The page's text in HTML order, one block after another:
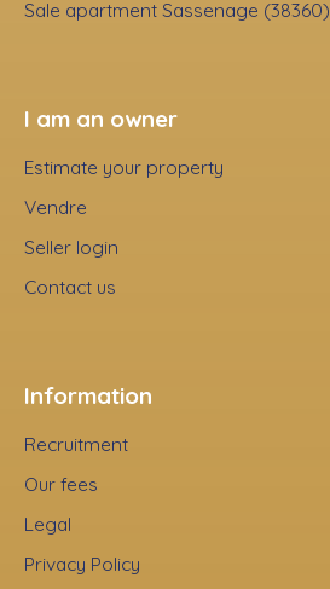
Sale apartment Sassenage (38360)
I am an owner
Estimate your property
Vendre
Seller login
Contact us
Information
Recruitment
Our fees
Legal
Privacy Policy